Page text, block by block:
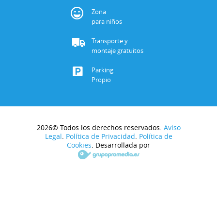
Zona
para niños
Transporte y
montaje gratuitos
Parking
Propio
2026© Todos los derechos reservados. Aviso
Legal. Política de Privacidad. Política de
Cookies. Desarrollada por